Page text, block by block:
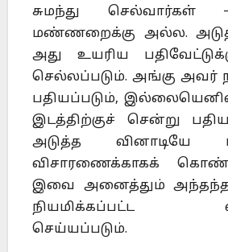
சுமந்து செல்வார்கள்
மண்ணறைக்கு அல்ல.
அது உயரிய
செல்லப்படும். அங்கு அவர்
பதியப்படும்,
இடத்திற்குச் சென்று
அடுத்த வினாடியே
விசாரணைக்காகக்
இவை அனைத்தும்
நியமிக்கப்பட்ட
செய்யப்படும்.